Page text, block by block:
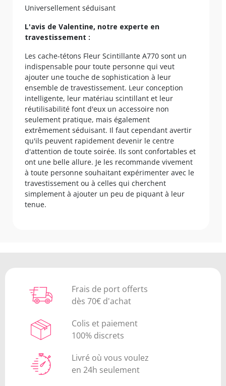
Universellement séduisant
L'avis de Valentine, notre experte en
travestissement :
Les cache-tétons Fleur Scintillante A770 sont un
indispensable pour toute personne qui veut
ajouter une touche de sophistication à leur
ensemble de travestissement. Leur conception
intelligente, leur matériau scintillant et leur
réutilisabilité font d'eux un accessoire non
seulement pratique, mais également
extrêmement séduisant. Il faut cependant avertir
qu'ils peuvent rapidement devenir le centre
d'attention de toute soirée. Ils sont confortables et
ont une belle allure. Je les recommande vivement
à toute personne souhaitant expérimenter avec le
travestissement ou à celles qui cherchent
simplement à ajouter un peu de piquant à leur
tenue.
Frais de port offerts
dès 70€ d'achat
Colis et paiement
100% discrets
Livré où vous voulez
en 24h seulement